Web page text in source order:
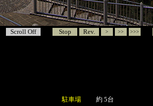
Scroll Off Stop Rev. > >> >>>
駐車場 約 5台